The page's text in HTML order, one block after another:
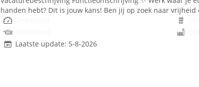
handen hebt? Dit is jouw kans! Ben jij op zoek naar
Laatste update: 5-8-2026